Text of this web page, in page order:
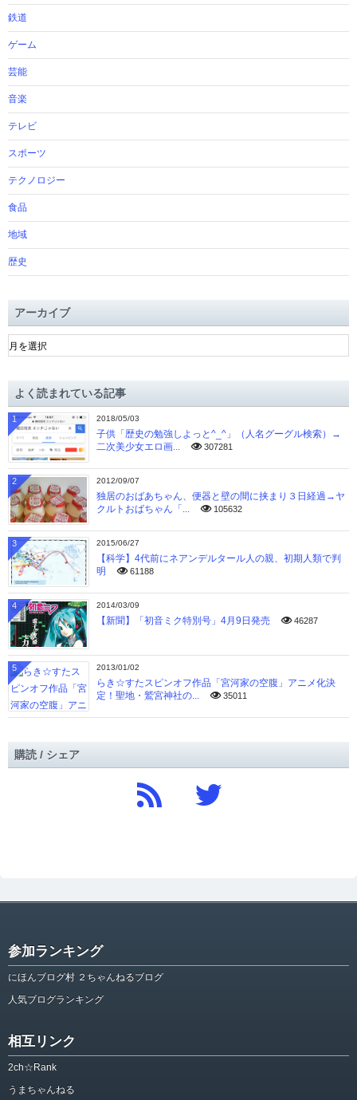
鉄道
ゲーム
芸能
音楽
テレビ
スポーツ
テクノロジー
食品
地域
歴史
アーカイブ
ア
ー
ブよく読まれている記事
2018/05/03
子供「歴史の勉強しよっと^_^」（人名グーグル検索）→
二次美少女エロ画...
307281
1
2012/09/07
独居のおばあちゃん、便器と壁の間に挟まり３日経過→ヤ
クルトおばちゃん「...
105632
2
2015/06/27
【科学】4代前にネアンデルタール人の親、初期人類で判
明
61188
3
2014/03/09
【新聞】「初音ミク特別号」4月9日発売 46287
4
2013/01/02
らき☆すたスピンオフ作品「宮河家の空腹」アニメ化決
定！聖地・鷲宮神社の...
35011
5
購読 / シェア
参加ランキング
にほんブログ村 ２ちゃんねるブログ
人気ブログランキング
相互リンク
2ch☆Rank
うまちゃんねる